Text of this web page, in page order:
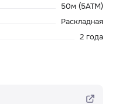
50м (5ATM)
Раскладная
2 года